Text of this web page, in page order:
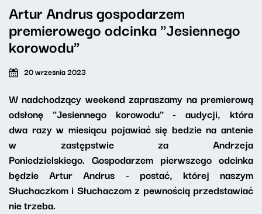
Artur Andrus gospodarzem
premierowego odcinka "Jesiennego
korowodu"
20 września 2023
W nadchodzący weekend zapraszamy na premierową
odsłonę "Jesiennego korowodu" - audycji, która
dwa razy w miesiącu pojawiać się bedzie na antenie
w zastępstwie za Andrzeja
Poniedzielskiego. Gospodarzem pierwszego odcinka
będzie Artur Andrus - postać, której naszym
Słuchaczkom i Słuchaczom z pewnością przedstawiać
nie trzeba.